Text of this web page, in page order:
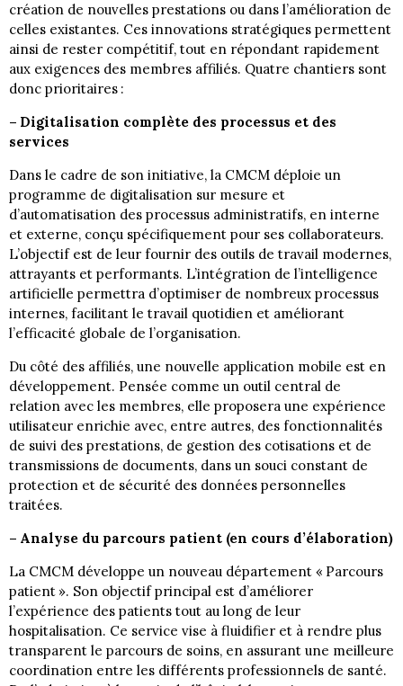
création de nouvelles prestations ou dans l’amélioration de
celles existantes. Ces innovations stratégiques permettent
ainsi de rester compétitif, tout en répondant rapidement
aux exigences des membres affiliés. Quatre chantiers sont
donc prioritaires :
– Digitalisation complète des processus et des
services
Dans le cadre de son initiative, la CMCM déploie un
programme de digitalisation sur mesure et
d’automatisation des processus administratifs, en interne
et externe, conçu spécifiquement pour ses collaborateurs.
L’objectif est de leur fournir des outils de travail modernes,
attrayants et performants. L’intégration de l’intelligence
artificielle permettra d’optimiser de nombreux processus
internes, facilitant le travail quotidien et améliorant
l’efficacité globale de l’organisation.
Du côté des affiliés, une nouvelle application mobile est en
développement. Pensée comme un outil central de
relation avec les membres, elle proposera une expérience
utilisateur enrichie avec, entre autres, des fonctionnalités
de suivi des prestations, de gestion des cotisations et de
transmissions de documents, dans un souci constant de
protection et de sécurité des données personnelles
traitées.
– Analyse du parcours patient (en cours d’élaboration)
La CMCM développe un nouveau département « Parcours
patient ». Son objectif principal est d’améliorer
l’expérience des patients tout au long de leur
hospitalisation. Ce service vise à fluidifier et à rendre plus
transparent le parcours de soins, en assurant une meilleure
coordination entre les différents professionnels de santé.